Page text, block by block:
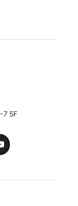
7 5F